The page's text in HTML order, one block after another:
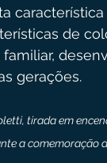
de
gerações.
tirada em
a comemoração